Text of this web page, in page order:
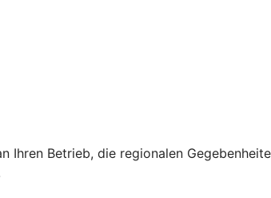
Betrieb, die regionalen